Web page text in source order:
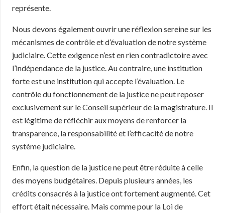
représente.
Nous devons également ouvrir une réflexion sereine sur les
mécanismes de contrôle et d’évaluation de notre système
judiciaire. Cette exigence n’est en rien contradictoire avec
l’indépendance de la justice. Au contraire, une institution
forte est une institution qui accepte l’évaluation. Le
contrôle du fonctionnement de la justice ne peut reposer
exclusivement sur le Conseil supérieur de la magistrature. Il
est légitime de réfléchir aux moyens de renforcer la
transparence, la responsabilité et l’efficacité de notre
système judiciaire.
Enfin, la question de la justice ne peut être réduite à celle
des moyens budgétaires. Depuis plusieurs années, les
crédits consacrés à la justice ont fortement augmenté. Cet
effort était nécessaire. Mais comme pour la Loi de